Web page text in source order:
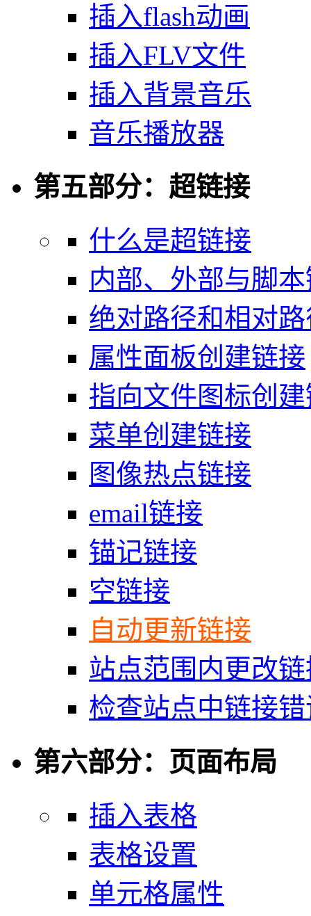
插入flash动画
插入FLV文件
插入背景音乐
音乐播放器
第五部分：超链接
什么是超链接
内部、外部与脚
绝对路径和相对
属性面板创建链接
指向文件图标创
菜单创建链接
图像热点链接
email链接
锚记链接
空链接
自动更新链接
站点范围内更改
检查站点中链接
第六部分：页面布局
插入表格
表格设置
单元格属性